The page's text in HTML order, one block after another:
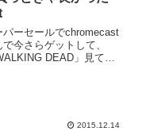
パーセールでchromecast
今さらゲットして、
DEAD」見てま
2015.12.14